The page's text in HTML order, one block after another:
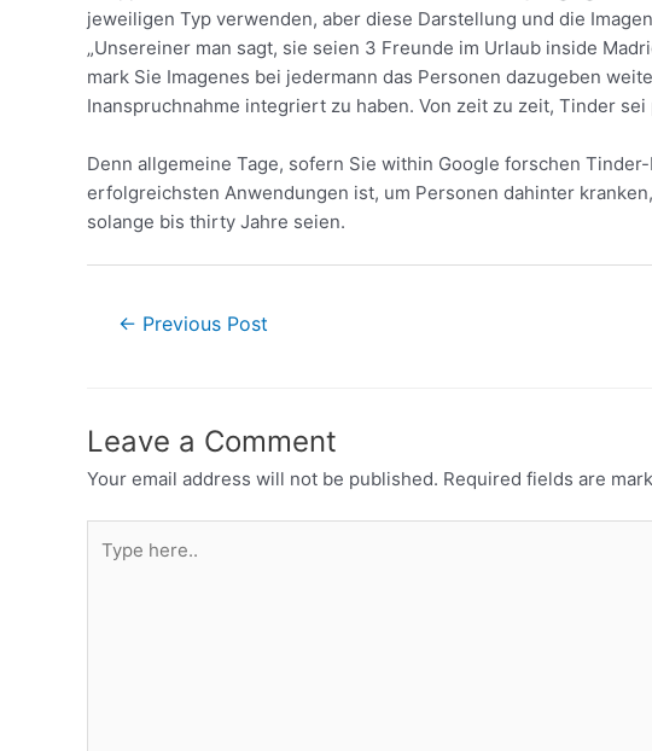
jeweiligen Typ verwenden, aber diese Darstellung und die
„Unsereiner man sagt, sie seien 3 Freunde im Urlaub inside
mark Sie Imagenes bei jedermann das Personen dazugeben
Inanspruchnahme integriert zu haben. Von zeit zu zeit, Tinder
Denn allgemeine Tage, sofern Sie within Google forschen
erfolgreichsten Anwendungen ist, um Personen dahinter
solange bis thirty Jahre seien.
← Previous Post
Leave a Comment
Your email address will not be published. Required fields are